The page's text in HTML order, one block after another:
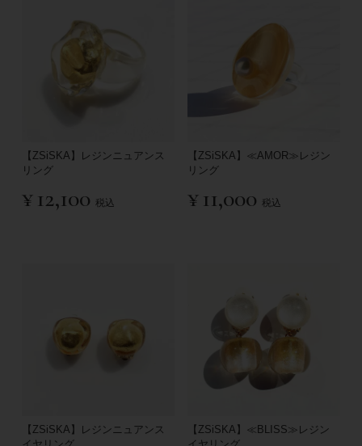
【ZSiSKA】レジンニュアンス
リング
¥ 12,100 税込
【ZSiSKA】≪AMOR≫レジン
リング
¥ 11,000 税込
【ZSiSKA】レジンニュアンス
【ZSiSKA】≪BLISS≫レジン